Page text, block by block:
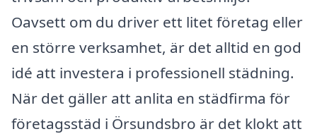
Oavsett om du driver ett litet företag eller
en större verksamhet, är det alltid en god
idé att investera i professionell städning.
När det gäller att anlita en städfirma för
företagsstäd i Örsundsbro är det klokt att